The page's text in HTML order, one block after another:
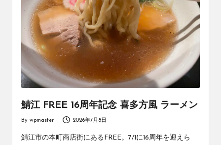
鯖江 FREE 16周年記念 喜多方風 ラーメン
by
By wpmaster 2026年7月8日
鯖江市の本町商店街にあるFREE。7/1に16周年を迎えら